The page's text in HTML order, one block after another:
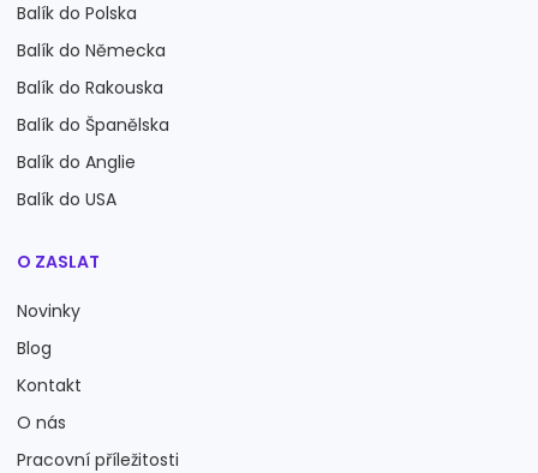
Balík do Polska
Balík do Německa
Balík do Rakouska
Balík do Španělska
Balík do Anglie
Balík do USA
O ZASLAT
Novinky
Blog
Kontakt
O nás
Pracovní příležitosti